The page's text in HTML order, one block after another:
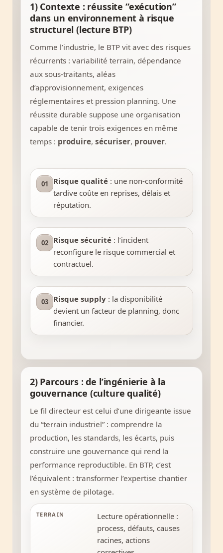
1) Contexte : réussite “exécution”
dans un environnement à risque
structurel (lecture BTP)
Comme l’industrie, le BTP vit avec des risques
récurrents : variabilité terrain, dépendance
aux sous-traitants, aléas
d’approvisionnement, exigences
réglementaires et pression planning. Une
réussite durable suppose une organisation
capable de tenir trois exigences en même
temps : produire, sécuriser, prouver.
01 Risque qualité : une non-conformité
tardive coûte en reprises, délais et
réputation.
02 Risque sécurité : l’incident
reconfigure le risque commercial et
contractuel.
03 Risque supply : la disponibilité
devient un facteur de planning, donc
financier.
2) Parcours : de l’ingénierie à la
gouvernance (culture qualité)
Le fil directeur est celui d’une dirigeante issue
du “terrain industriel” : comprendre la
production, les standards, les écarts, puis
construire une gouvernance qui rend la
performance reproductible. En BTP, c’est
l’équivalent : transformer l’expertise chantier
en système de pilotage.
TERRAIN
Lecture opérationnelle :
process, défauts, causes
racines, actions